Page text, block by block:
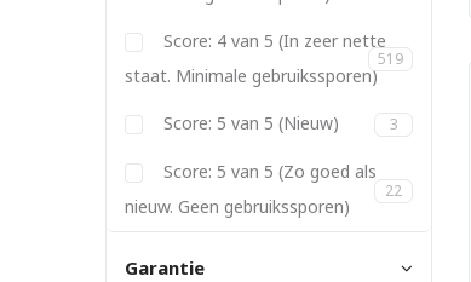
Score: 4 van 5 (In zeer nette
staat. Minimale gebruikssporen)
519
Score: 5 van 5 (Nieuw) 3
Score: 5 van 5 (Zo goed als
nieuw. Geen gebruikssporen)
22
Garantie